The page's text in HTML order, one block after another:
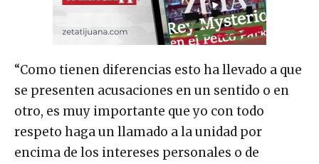
“Como tienen diferencias esto ha llevado a que
se presenten acusaciones en un sentido o en
otro, es muy importante que yo con todo
respeto haga un llamado a la unidad por
encima de los intereses personales o de